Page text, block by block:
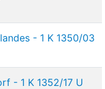
- 1 K 1350/03
- 1 K 1352/17 U